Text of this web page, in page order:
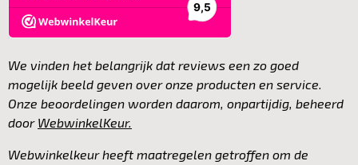
We vinden het belangrijk dat reviews een zo goed
mogelijk beeld geven over onze producten en service.
Onze beoordelingen worden daarom, onpartijdig, beheerd
door WebwinkelKeur.
Webwinkelkeur heeft maatregelen getroffen om de